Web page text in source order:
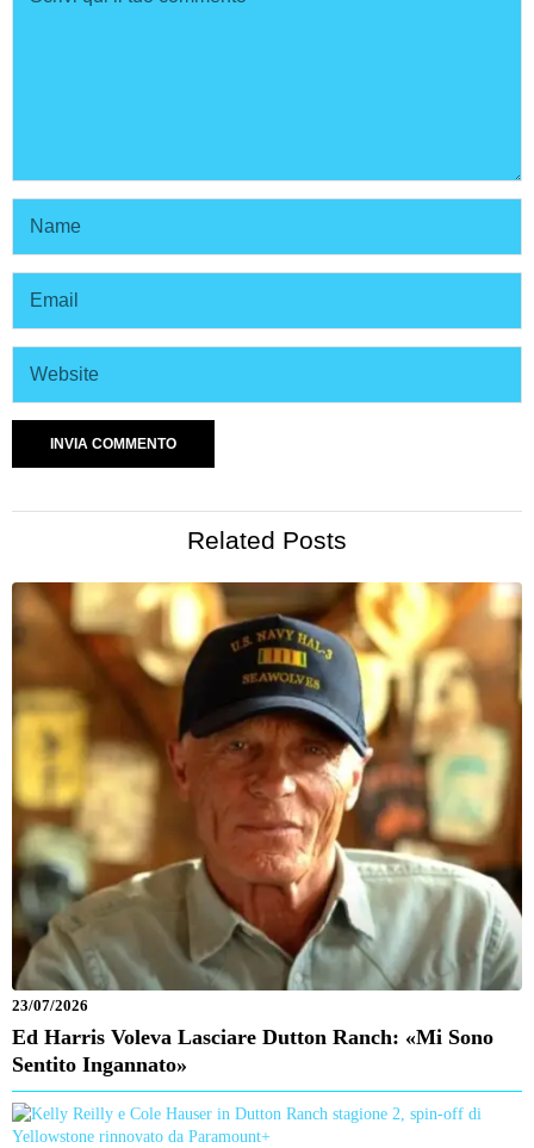
Related Posts
23/07/2026
Ed Harris Voleva Lasciare Dutton Ranch: «Mi Sono
Sentito Ingannato»